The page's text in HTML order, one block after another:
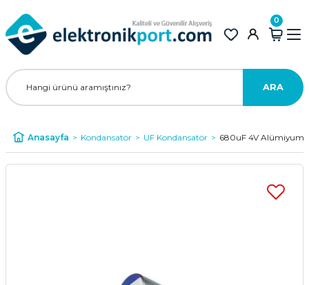
ARA
0
Anasayfa Kondansatör UF Kondansatör 680uF 4V Alümiyum